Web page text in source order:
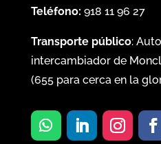
Teléfono: 918 11 96 27
Transporte público:
intercambiador de
(655para cerca en la